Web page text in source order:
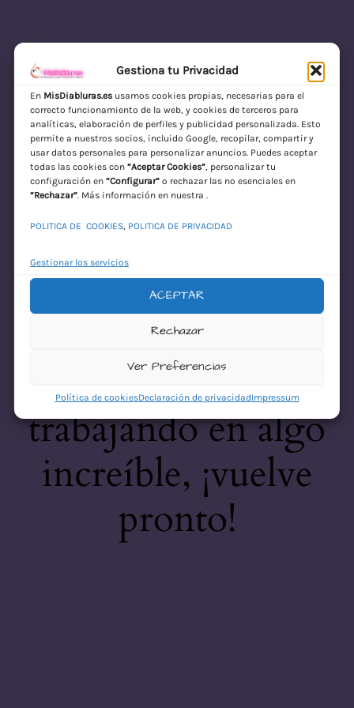
Gestiona tu Privacidad
En MisDiabluras.esusamos cookies propias, necesarias para el
correcto funcionamiento de la web, y cookies de terceros para
analíticas, elaboración de perfiles y publicidad personalizada. Esto
permite a nuestros socios, incluido Google, recopilar, compartir y
usar datos personales para personalizar anuncios. Puedes aceptar
todas las cookies con “Aceptar Cookies”, personalizar tu
configuración en “Configurar”o rechazar las no esenciales en
“Rechazar”. Más información en nuestra .
POLITICA DE COOKIES, POLITICA DE PRIVACIDAD
Gestionar los servicios
ACEPTAR
Rechazar
Ver Preferencias
Política de cookiesDeclaración de privacidadImpressum
MisDiabluras | Sexshop Online con Envío
Discreto en España
Acceder
¡Disculpa este
desastre! Estamos
trabajando en algo
increíble, ¡vuelve
pronto!